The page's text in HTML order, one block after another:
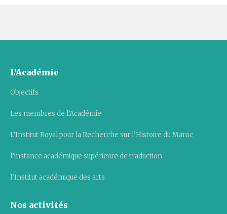
L’Académie
Objectifs
Les membres de l’Académie
L’Institut Royal pour la Recherche sur l’Histoire du Maroc
l’instance académique supérieure de traduction
l’Institut académique des arts
Nos activités